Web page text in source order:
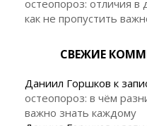
остеопороз: отличия в
как не пропустить
СВЕЖИЕ
Даниил Горшков к
остеопороз: в чём
важно знать каждому